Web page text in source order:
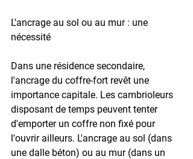
L'ancrage au sol ou au mur : une
nécessité
Dans une résidence secondaire,
l'ancrage du coffre-fort revêt une
importance capitale. Les cambrioleurs
disposant de temps peuvent tenter
d'emporter un coffre non fixé pour
l'ouvrir ailleurs. L'ancrage au sol (dans
une dalle béton) ou au mur (dans un